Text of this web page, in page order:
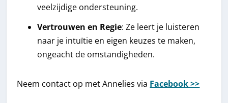
veelzijdige ondersteuning.
Vertrouwen en Regie: Ze leert je luisteren
naar je intuïtie en eigen keuzes te maken,
ongeacht de omstandigheden.
Neem contact op met Annelies via Facebook >>